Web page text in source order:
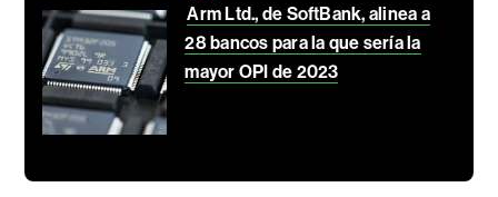
Arm Ltd., de SoftBank, alinea a
28 bancos para la que sería la
mayor OPI de 2023